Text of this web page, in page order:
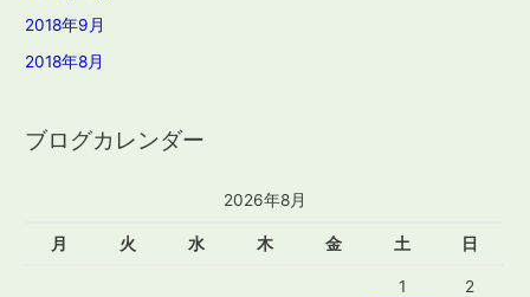
2018年9月
2018年8月
ブログカレンダー
2026年8月
月 火 水 木 金 土 日
1
2